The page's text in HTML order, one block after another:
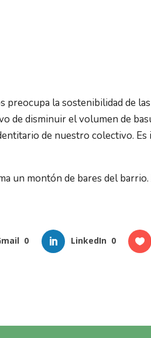
preocupa la sostenibilidad de
de disminuir el volumen de
de nuestro colectivo.
un montón de bares del
0 LinkedIn 0